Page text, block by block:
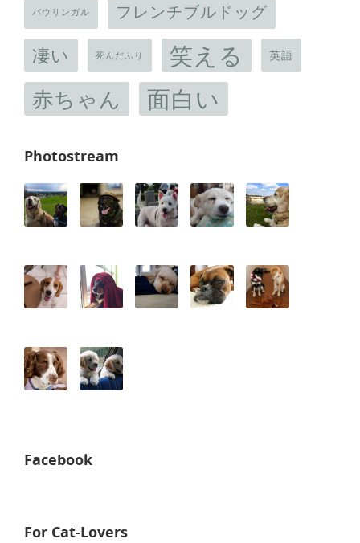
バウリンガル フレンチブルドッグ
凄い 死んだふり 笑える 英語
赤ちゃん 面白い
Photostream
Facebook
For Cat-Lovers